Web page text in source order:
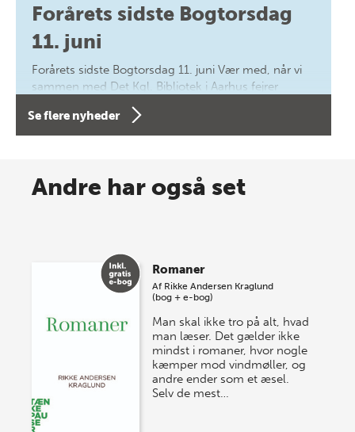
Forårets sidste Bogtorsdag
11. juni
Forårets sidste Bogtorsdag 11. juni Vær med, når vi
sammen med Det Kgl. Bibliotek i Aarhus fejrer
forfatterne bag vores nyes…
Spar op til 70% til sommer-
store sommer-lagersalg, så sæt kryds i kalenderen
onsdag den 10. j…
Se flere nyheder
Andre har også set
Romaner
Af Rikke Andersen Kraglund
(bog + e-bog)
Man skal ikke tro på alt, hvad
man læser. Det gælder ikke
mindst i romaner, hvor nogle
kæmper mod vindmøller, og
andre ender som et æsel.
Selv de mest…